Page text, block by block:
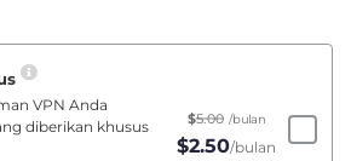
VPN Anda
diberikan khusus
$5.00 /bulan
$2.50/bulan